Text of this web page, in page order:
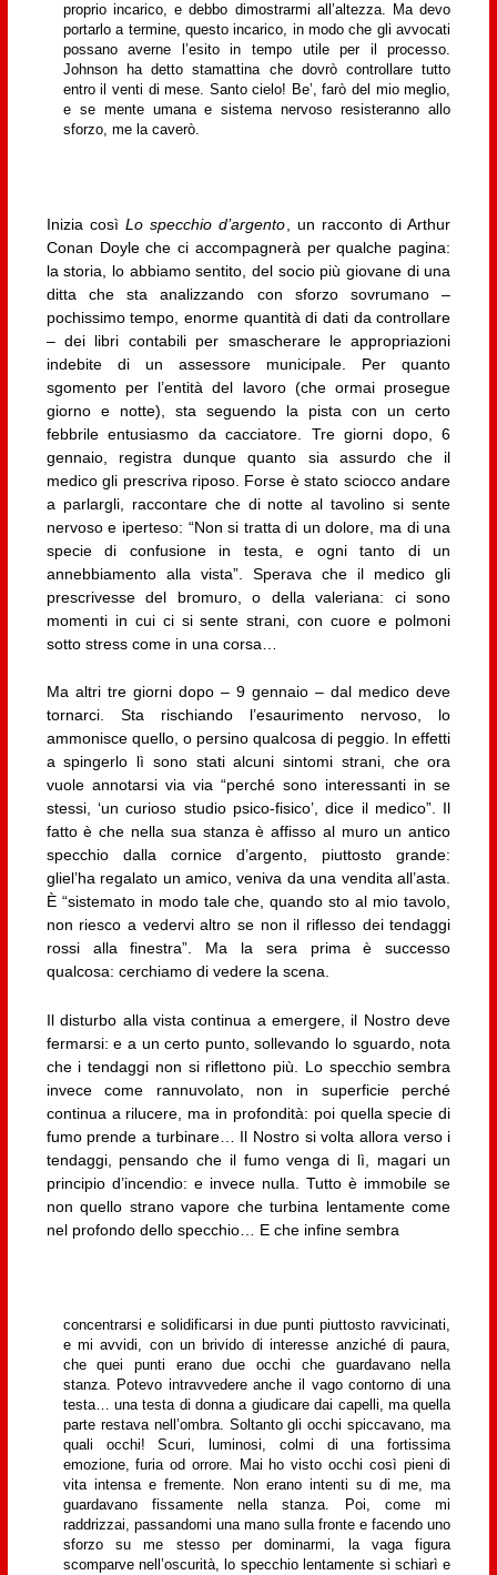
proprio incarico, e debbo dimostrarmi all’altezza. Ma devo
portarlo a termine, questo incarico, in modo che gli avvocati
possano averne l’esito in tempo utile per il processo.
Johnson ha detto stamattina che dovrò controllare tutto
entro il venti di mese. Santo cielo! Be’, farò del mio meglio,
e se mente umana e sistema nervoso resisteranno allo
sforzo, me la caverò.
Inizia cosìLo specchio d’argento , un racconto di Arthur
Conan Doyle che ci accompagnerà per qualche pagina:
la storia, lo abbiamo sentito, del socio più giovane di una
ditta che sta analizzando con sforzo sovrumano –
pochissimo tempo, enorme quantità di dati da controllare
– dei libri contabili per smascherare le appropriazioni
indebite di un assessore municipale. Per quanto
sgomento per l’entità del lavoro (che ormai prosegue
giorno e notte), sta seguendo la pista con un certo
febbrile entusiasmo da cacciatore. Tre giorni dopo, 6
gennaio, registra dunque quanto sia assurdo che il
medico gli prescriva riposo. Forse è stato sciocco andare
a parlargli, raccontare che di notte al tavolino si sente
nervoso e iperteso: “Non si tratta di un dolore, ma di una
specie di confusione in testa, e ogni tanto di un
annebbiamento alla vista”. Sperava che il medico gli
prescrivesse del bromuro, o della valeriana: ci sono
momenti in cui ci si sente strani, con cuore e polmoni
sotto stress come in una corsa…
Ma altri tre giorni dopo – 9 gennaio – dal medico deve
tornarci. Sta rischiando l’esaurimento nervoso, lo
ammonisce quello, o persino qualcosa di peggio. In effetti
a spingerlo lì sono stati alcuni sintomi strani, che ora
vuole annotarsi via via “perché sono interessanti in se
stessi, ‘un curioso studio psico-fisico’, dice il medico”. Il
fatto è che nella sua stanza è affisso al muro un antico
specchio dalla cornice d’argento, piuttosto grande:
gliel’ha regalato un amico, veniva da una vendita all’asta.
È “sistemato in modo tale che, quando sto al mio tavolo,
non riesco a vedervi altro se non il riflesso dei tendaggi
rossi alla finestra”. Ma la sera prima è successo
qualcosa: cerchiamo di vedere la scena.
Il disturbo alla vista continua a emergere, il Nostro deve
fermarsi: e a un certo punto, sollevando lo sguardo, nota
che i tendaggi non si riflettono più. Lo specchio sembra
invece come rannuvolato, non in superficie perché
continua a rilucere, ma in profondità: poi quella specie di
fumo prende a turbinare… Il Nostro si volta allora verso i
tendaggi, pensando che il fumo venga di lì, magari un
principio d’incendio: e invece nulla. Tutto è immobile se
non quello strano vapore che turbina lentamente come
nel profondo dello specchio… E che infine sembra
concentrarsi e solidificarsi in due punti piuttosto ravvicinati,
e mi avvidi, con un brivido di interesse anziché di paura,
che quei punti erano due occhi che guardavano nella
stanza. Potevo intravvedere anche il vago contorno di una
testa… una testa di donna a giudicare dai capelli, ma quella
parte restava nell’ombra. Soltanto gli occhi spiccavano, ma
quali occhi! Scuri, luminosi, colmi di una fortissima
emozione, furia od orrore. Mai ho visto occhi così pieni di
vita intensa e fremente. Non erano intenti su di me, ma
guardavano fissamente nella stanza. Poi, come mi
raddrizzai, passandomi una mano sulla fronte e facendo uno
sforzo su me stesso per dominarmi, la vaga figura
scomparve nell’oscurità, lo specchio lentamente si schiarì e